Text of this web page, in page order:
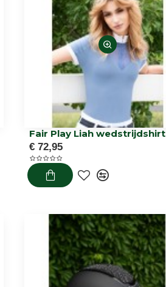
Fair Play Liah wedstrijdshirt
€ 72,95